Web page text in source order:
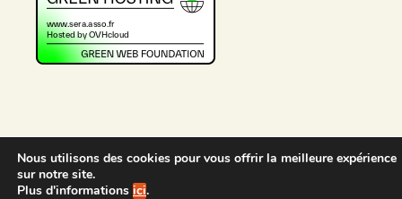
Accueil | Nous rejoindre
Admin
Nous utilisons des cookies pour vous offrir la meilleure expérience
sur notre site.
Plus d'informations ici.